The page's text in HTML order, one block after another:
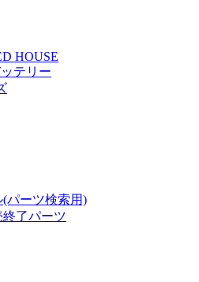
HOUSE
ッテリー
パーツ検索用)
了パーツ